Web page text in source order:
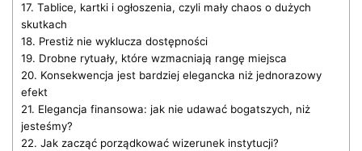
17. Tablice, kartki i ogłoszenia, czyli mały chaos o dużych
skutkach
18. Prestiż nie wyklucza dostępności
19. Drobne rytuały, które wzmacniają rangę miejsca
20. Konsekwencja jest bardziej elegancka niż jednorazowy
efekt
21. Elegancja finansowa: jak nie udawać bogatszych, niż
jesteśmy?
22. Jak zacząć porządkować wizerunek instytucji?